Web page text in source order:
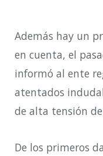
Además hay un
en cuenta, el
informó al ente
atentados
de alta tensión
De los primeros